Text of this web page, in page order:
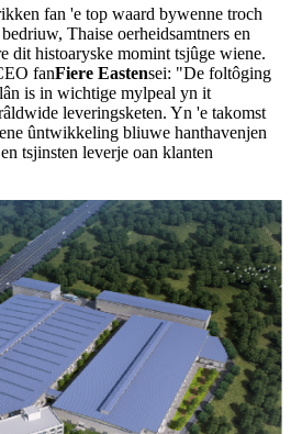
fan 'e top waard bywenne troch
Thaise oerheidsamtners en
dit histoaryske momint tsjûge wiene.
fanFiere Eastensei: "De foltôging
is in wichtige mylpeal yn it
leveringsketen. Yn 'e takomst
ûntwikkeling bliuwe hanthavenjen
tsjinsten leverje oan klanten